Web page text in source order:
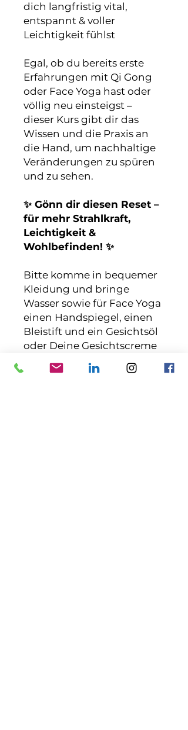
dich langfristig vital,
entspannt & voller
Leichtigkeit fühlst
Egal, ob du bereits erste
Erfahrungen mit Qi Gong
oder Face Yoga hast oder
völlig neu einsteigst –
dieser Kurs gibt dir das
Wissen und die Praxis an
die Hand, um nachhaltige
Veränderungen zu spüren
und zu sehen.
✨ Gönn dir diesen Reset –
für mehr Strahlkraft,
Leichtigkeit &
Wohlbefinden! ✨
Bitte komme in bequemer
Kleidung und bringe
Wasser sowie für Face Yoga
einen Handspiegel, einen
Bleistift und ein Gesichtsöl
oder Deine Gesichtscreme